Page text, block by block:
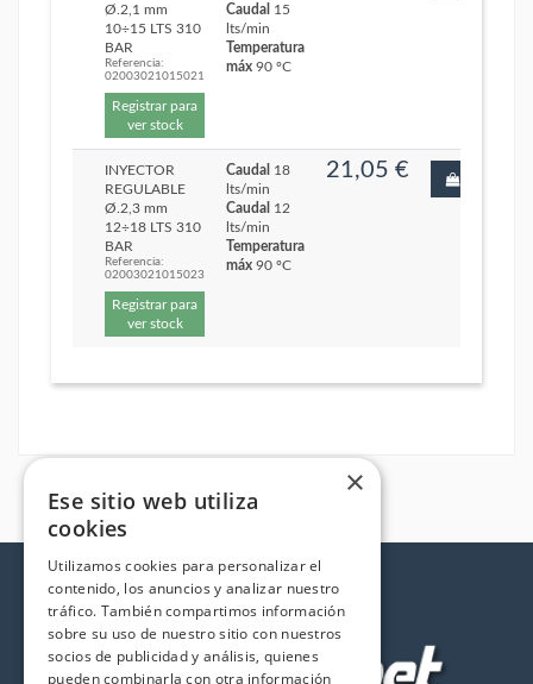
Ø.2,1 mm
10÷15 LTS 310
BAR
Referencia:
02003021015021
Registrar para
ver stock
Caudal 15
lts/min
Temperatura
máx 90 ºC
INYECTOR
REGULABLE
Ø.2,3 mm
12÷18 LTS 310
BAR
Referencia:
02003021015023
Registrar para
ver stock
Caudal 18
lts/min
Caudal 12
lts/min
Temperatura
máx 90 ºC
21,05 €
×
Ese sitio web utiliza
cookies
Utilizamos cookies para personalizar el
contenido, los anuncios y analizar nuestro
tráfico. También compartimos información
sobre su uso de nuestro sitio con nuestros
socios de publicidad y análisis, quienes
pueden combinarla con otra información